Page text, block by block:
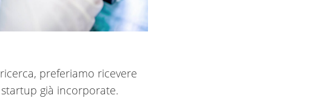
preferiamo ricevere
già incorporate.